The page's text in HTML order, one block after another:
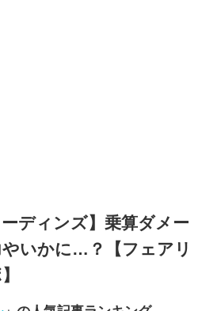
ーディンズ】乗算ダメー
いかに…？【フェアリ